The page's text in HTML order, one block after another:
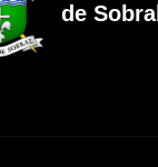
de Sobral